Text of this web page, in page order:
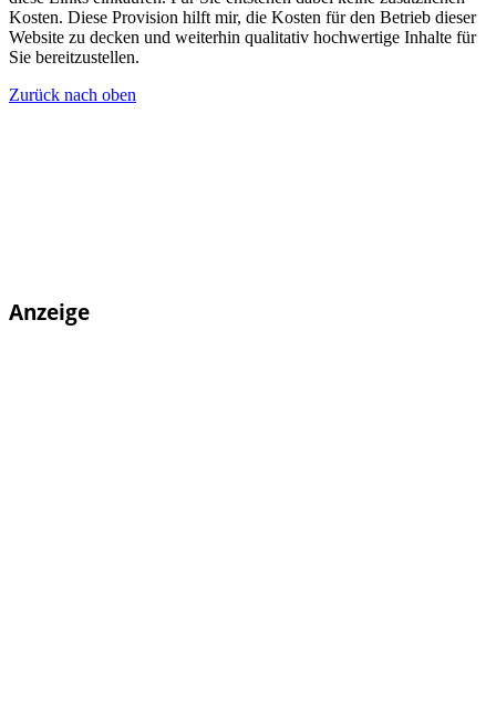
Kosten. Diese Provision hilft mir, die Kosten für den Betrieb dieser
Website zu decken und weiterhin qualitativ hochwertige Inhalte für
Sie bereitzustellen.
Zurück nach oben
Anzeige